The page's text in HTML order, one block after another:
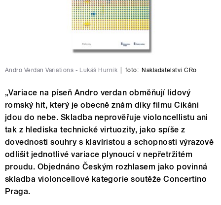
Andro Verdan Variations - Lukáš Hurník foto: Nakladatelství ČRo
„Variace na píseň Andro verdan obměňují lidový
romský hit, který je obecně znám díky filmu Cikáni
jdou do nebe. Skladba neprověřuje violoncellistu ani
tak z hlediska technické virtuozity, jako spíše z
dovednosti souhry s klavíristou a schopnosti výrazově
odlišit jednotlivé variace plynoucí v nepřetržitém
proudu. Objednáno Českým rozhlasem jako povinná
skladba violoncellové kategorie soutěže Concertino
Praga.